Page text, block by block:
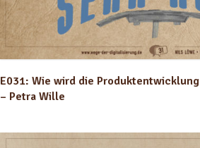
E031: Wie wird die
– Petra Wille